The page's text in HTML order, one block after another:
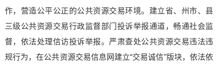
作，营造公平公正的公共资源交易环境。建立省、州市、县
三级公共资源交易行政监督部门投诉举报通道，畅通社会监
督，依法处理信访投诉举报。严肃查处公共资源交易违法违
规行为，在公共资源交易信息网建立“交易诚信”版块，依法依